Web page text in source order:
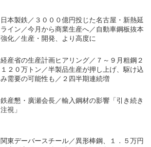
日本製鉄／３０００億円投じた名古屋・新熱延
ライン／今月から商業生産へ／自動車鋼板抜本
強化／生産・開発、より高度に
経産省の生産計画ヒアリング／７～９月粗鋼２
１２０万トン／半製品生産が押し上げ、駆け込
み需要の可能性も／２四半期連続増
鉄産懇・廣瀬会長／輸入鋼材の影響「引き続き
注視」
関東デーバースチール／異形棒鋼、１．５万円